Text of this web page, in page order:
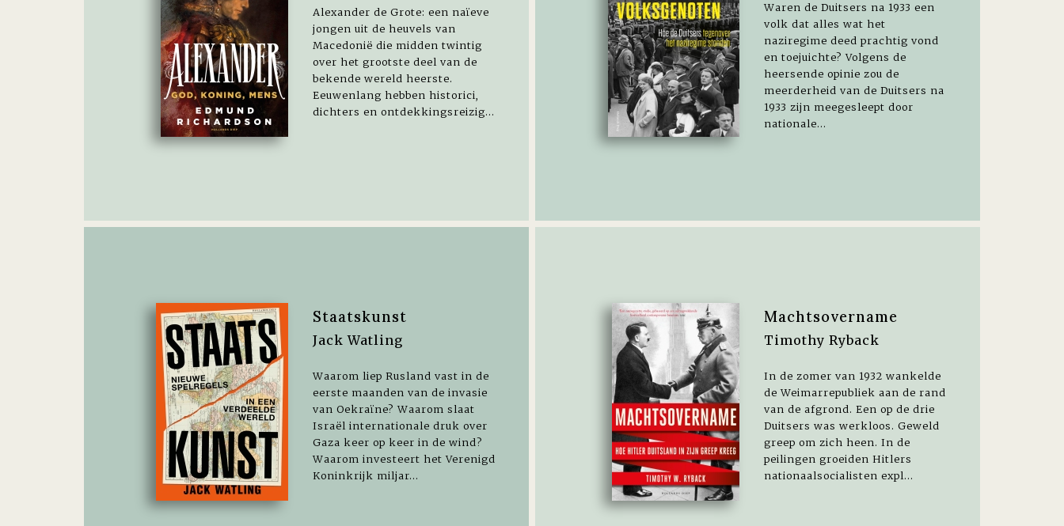
Alexander de Grote: een naïeve
jongen uit de heuvels van
Macedonië die midden twintig
over het grootste deel van de
bekende wereld heerste.
Eeuwenlang hebben historici,
dichters en ontdekkingsreizig...
Waren de Duitsers na 1933 een
volk dat alles wat het
naziregime deed prachtig vond
en toejuichte? Volgens de
heersende opinie zou de
meerderheid van de Duitsers na
1933 zijn meegesleept door
nationale...
Staatskunst
Jack Watling
Waarom liep Rusland vast in de
eerste maanden van de invasie
van Oekraïne? Waarom slaat
Israël internationale druk over
Gaza keer op keer in de wind?
Waarom investeert het Verenigd
Koninkrijk miljar...
Machtsovername
Timothy Ryback
In de zomer van 1932 wankelde
de Weimarrepubliek aan de rand
van de afgrond. Een op de drie
Duitsers was werkloos. Geweld
greep om zich heen. In de
peilingen groeiden Hitlers
nationaalsocialisten expl...